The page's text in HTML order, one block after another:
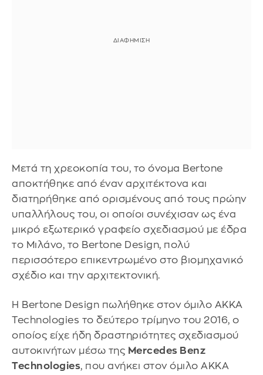
Μετά τη χρεοκοπία του, το όνομα Bertone
αποκτήθηκε από έναν αρχιτέκτονα και
διατηρήθηκε από ορισμένους από τους πρώην
υπαλλήλους του, οι οποίοι συνέχισαν ως ένα
μικρό εξωτερικό γραφείο σχεδιασμού με έδρα
το Μιλάνο, το Bertone Design, πολύ
περισσότερο επικεντρωμένο στο βιομηχανικό
σχέδιο και την αρχιτεκτονική.
Η Bertone Design πωλήθηκε στον όμιλο AKKA
Technologies το δεύτερο τρίμηνο του 2016, ο
οποίος είχε ήδη δραστηριότητες σχεδιασμού
αυτοκινήτων μέσω της Mercedes Benz
Technologies, που ανήκει στον όμιλο AKKA